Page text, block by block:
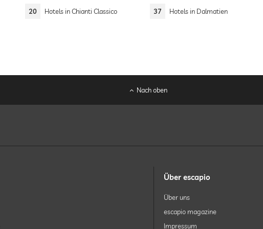
20 Hotels in Chianti Classico 37 Hotels in Dalmatien
Nach oben
Über escapio
Über uns
escapio magazine
Impressum